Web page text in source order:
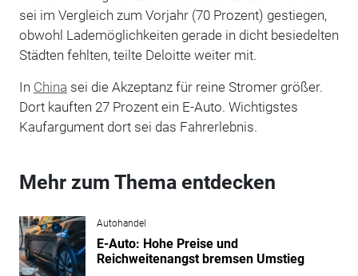
sei im Vergleich zum Vorjahr (70 Prozent) gestiegen,
obwohl Lademöglichkeiten gerade in dicht besiedelten
Städten fehlten, teilte Deloitte weiter mit.
In China sei die Akzeptanz für reine Stromer größer.
Dort kauften 27 Prozent ein E-Auto. Wichtigstes
Kaufargument dort sei das Fahrerlebnis.
Mehr zum Thema entdecken
Autohandel
E-Auto: Hohe Preise und
Reichweitenangst bremsen Umstieg